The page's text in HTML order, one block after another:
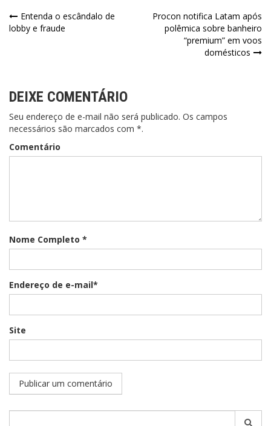
Navegação
Entenda o escândalo de
lobby e fraude
Procon notifica Latam após
polêmica sobre banheiro
“premium” em voos
domésticos
DEIXE COMENTÁRIO
Seu endereço de e-mail não será publicado. Os campos
necessários são marcados com *.
Comentário
Nome Completo *
Endereço de e-mail*
Site